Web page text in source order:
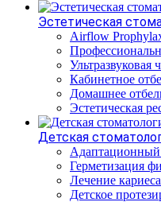
Эстетическая
Airflow
Ультразвуковая
Кабинетное
Домашнее
Эстетическая
Детская
Герметизация
Лечение
Детское